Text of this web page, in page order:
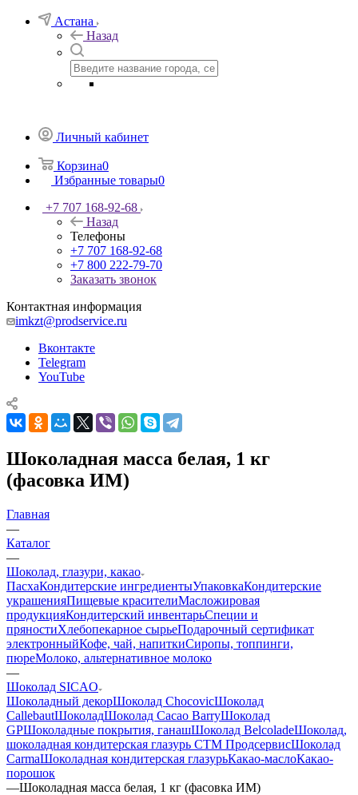
Астана
Назад
Личный кабинет
Корзина0
Избранные товары0
+7 707 168-92-68
Назад
Телефоны
+7 707 168-92-68
+7 800 222-79-70
Заказать звонок
Контактная информация
imkzt@prodservice.ru
Вконтакте
Telegram
YouTube
Шоколадная масса белая, 1 кг
(фасовка ИМ)
Главная
—
Каталог
—
Шоколад, глазури, какао
ПасхаКондитерские ингредиентыУпаковкаКондитерские
украшенияПищевые красителиМасложировая
продукцияКондитерский инвентарьСпеции и
пряностиХлебопекарное сырьеПодарочный сертификат
электронныйКофе, чай, напиткиСиропы, топпинги,
пюреМолоко, альтернативное молоко
—
Шоколад SICAO
Шоколадный декорШоколад ChocovicШоколад
CallebautШоколадШоколад Cacao BarryШоколад
GPШоколадные покрытия, ганашШоколад BelcoladeШоколад,
шоколадная кондитерская глазурь СТМ ПродсервисШоколад
CarmaШоколадная кондитерская глазурьКакао-маслоКакао-
порошок
—Шоколадная масса белая, 1 кг (фасовка ИМ)